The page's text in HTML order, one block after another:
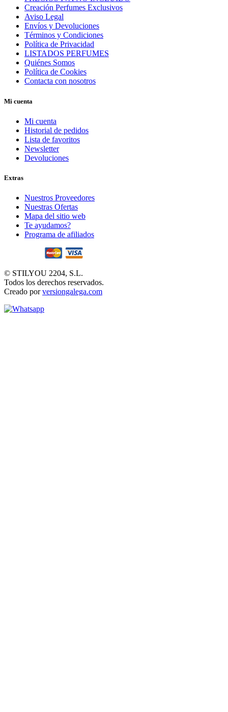
Creación Perfumes Exclusivos
Aviso Legal
Envíos y Devoluciones
Términos y Condiciones
Política de Privacidad
LISTADOS PERFUMES
Quiénes Somos
Política de Cookies
Contacta con nosotros
Mi cuenta
Mi cuenta
Historial de pedidos
Lista de favoritos
Newsletter
Devoluciones
Extras
Nuestros Proveedores
Nuestras Ofertas
Mapa del sitio web
Te ayudamos?
Programa de afiliados
© STILYOU 2204, S.L.
Todos los derechos reservados.
Creado porversiongalega.com